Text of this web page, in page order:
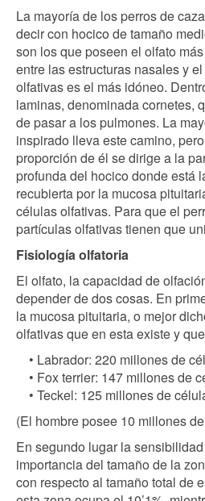
La mayoría de los perros de
decir con hocico de tamaño
son los que poseen el olfato
entre las estructuras nasales y
olfativas es el más idóneo.
laminas, denominada cornetes,
de pasar a los pulmones. La
inspirado lleva este camino,
proporción de él se dirige a la
profunda del hocico donde está
recubierta por la mucosa
células olfativas. Para que el
partículas olfativas tienen que
Fisiología olfatoria
El olfato, la capacidad de
depender de dos cosas. En
la mucosa pituitaria, o mejor
olfativas que en esta existe y
• Labrador: 220 millones de
• Fox terrier: 147 millones de
• Teckel: 125 millones de
(El hombre posee 10 millones
En segundo lugar la
importancia del tamaño de la
con respecto al tamaño total de